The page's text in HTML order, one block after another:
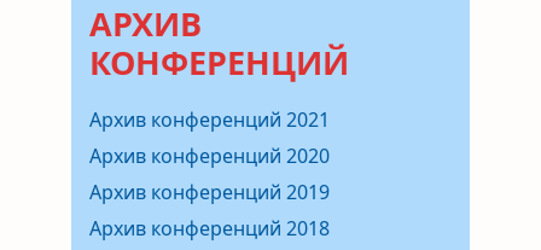
АРХИВ
КОНФЕРЕНЦИЙ
Архив конференций 2021
Архив конференций 2020
Архив конференций 2019
Архив конференций 2018